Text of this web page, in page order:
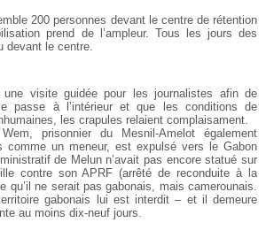
200 personnes devant le centre de rétention
prend de l’ampleur. Tous les jours des
devant le centre.
une visite guidée pour les journalistes afin de
passe à l’intérieur et que les conditions de
les crapules relaient complaisament.
prisonnier du Mesnil-Amelot également
comme un meneur, est expulsé vers le Gabon
de Melun n’avait pas encore statué sur
contre son APRF (arrêté de reconduite à la
qu’il ne serait pas gabonais, mais camerounais.
gabonais lui est interdit – et il demeure
au moins dix-neuf jours.